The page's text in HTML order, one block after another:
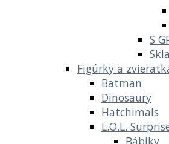
S
Figúrky a
Batman
Dinosaury
Hatchimals
L.O.L.
Bábiky